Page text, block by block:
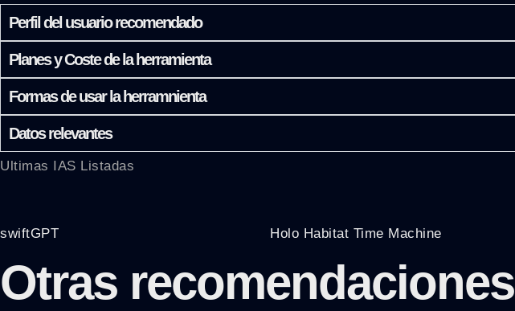
Perfil del usuario recomendado
Planes y Coste de la herramienta
Formas de usar la herramnienta
Datos relevantes
Ultimas IAS Listadas
swiftGPT Holo Habitat Time Machine
Otras recomendaciones